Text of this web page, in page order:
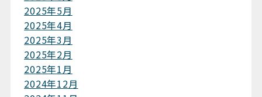
2025年5月
2025年4月
2025年3月
2025年2月
2025年1月
2024年12月